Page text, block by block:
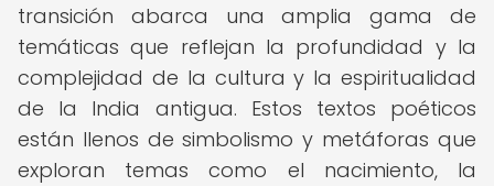
transición abarca una amplia gama de
temáticas que reflejan la profundidad y la
complejidad de la cultura y la espiritualidad
de la India antigua. Estos textos poéticos
están llenos de simbolismo y metáforas que
exploran temas como el nacimiento, la